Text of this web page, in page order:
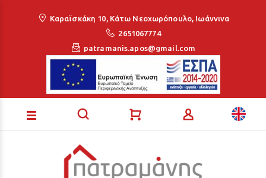
Καραϊσκάκη 10, Κάτω Νεοχωρόπουλο, Ιωάννινα
2651067774
patramanis.apos@gmail.com